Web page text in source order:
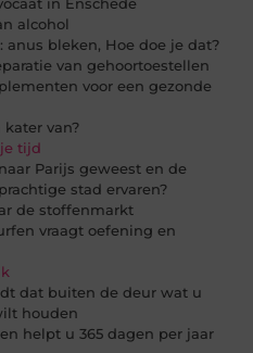
alcohol
anus bleken, Hoe doe je dat?
van gehoortoestellen
voor een gezonde
van?
tijd
Parijs geweest en de
stad ervaren?
de stoffenmarkt
vraagt oefening en
dat buiten de deur wat u
houden
helpt u 365 dagen per jaar